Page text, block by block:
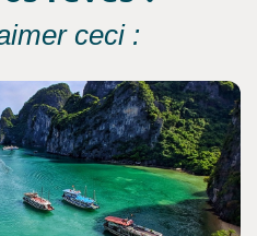
ceci :